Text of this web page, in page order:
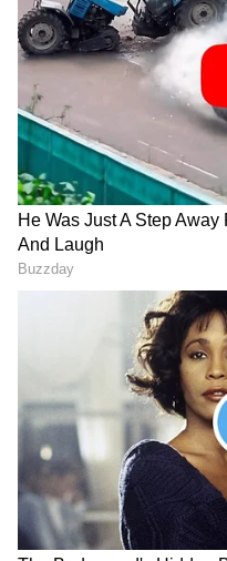
ரிலையன்ஸ்
பெற்றுள்ளது.
ஏசியாநெட்
2